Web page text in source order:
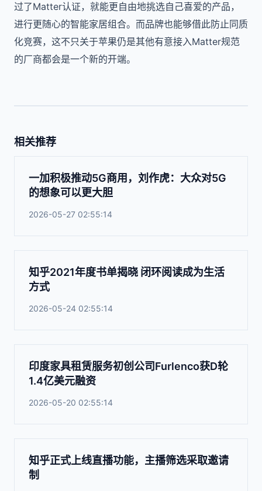
过了Matter认证，就能更自由地挑选自己喜爱的产品，
进行更随心的智能家居组合。而品牌也能够借此防止同质
化竞赛，这不只关于苹果仍是其他有意接入Matter规范
的厂商都会是一个新的开端。
相关推荐
一加积极推动5G商用，刘作虎：大众对5G
的想象可以更大胆
2026-05-27 02:55:14
知乎2021年度书单揭晓 闭环阅读成为生活
方式
2026-05-24 02:55:14
印度家具租赁服务初创公司Furlenco获D轮
1.4亿美元融资
2026-05-20 02:55:14
知乎正式上线直播功能，主播筛选采取邀请
制